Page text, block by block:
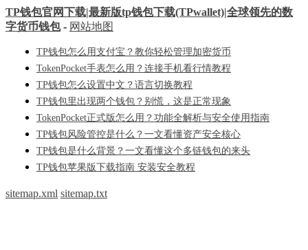
TP钱包官网下载|最新版tp钱包下载(TPwallet)|全球领先的数
字货币钱包- 网站地图
TP钱包怎么用支付宝？教你轻松管理加密货币
TokenPocket手表怎么用？连接手机看行情教程
TP钱包怎么设置中文？语言切换教程
TP钱包里出现两个钱包？别慌，这是正常现象
TokenPocket正式版怎么用？功能全解析与安全使用指南
TP钱包风险管控是什么？一文看懂资产安全核心
TP钱包是什么背景？一文看懂这个多链钱包的来头
TP钱包苹果版下载指南 安装安全教程
sitemap.xml sitemap.txt